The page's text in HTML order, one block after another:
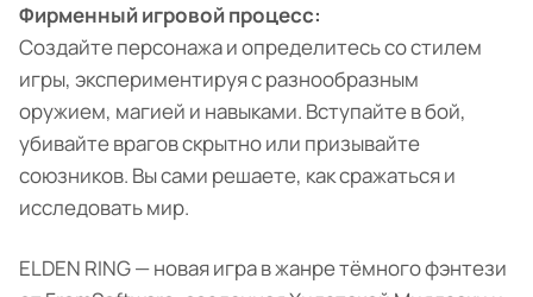
Фирменный игровой процесс:
Создайте персонажа и определитесь со стилем
игры, экспериментируя с разнообразным
оружием, магией и навыками. Вступайте в бой,
убивайте врагов скрытно или призывайте
союзников. Вы сами решаете, как сражаться и
исследовать мир.
ELDEN RING — новая игра в жанре тёмного фэнтези